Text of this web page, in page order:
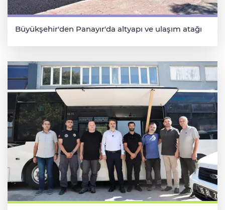
Büyükşehir'den Panayır'da altyapı ve ulaşım atağı